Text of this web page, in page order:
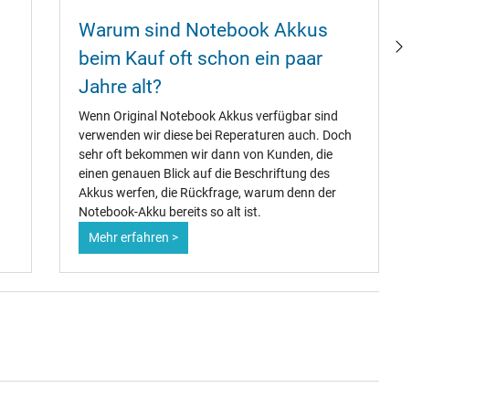
Warum sind Notebook Akkus
beim Kauf oft schon ein paar
Jahre alt?
Wenn Original Notebook Akkus verfügbar sind
verwenden wir diese bei Reperaturen auch. Doch
sehr oft bekommen wir dann von Kunden, die
einen genauen Blick auf die Beschriftung des
Akkus werfen, die Rückfrage, warum denn der
Notebook-Akku bereits so alt ist.
Mehr erfahren >